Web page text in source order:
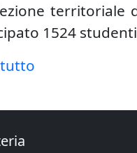
territoriale
1524